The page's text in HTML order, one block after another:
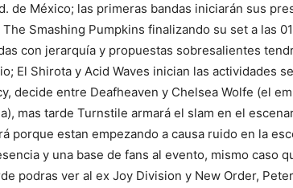
de México; las primeras bandas iniciarán sus
Smashing Pumpkins finalizando su set a las
con jerarquía y propuestas sobresalientes
El Shirota y Acid Waves inician las actividades
decide entre Deafheaven y Chelsea Wolfe (el
mas tarde Turnstile armará el slam en el
porque estan empezando a causa ruido en la
y una base de fans al evento, mismo caso
podras ver al ex Joy Division y New Order,